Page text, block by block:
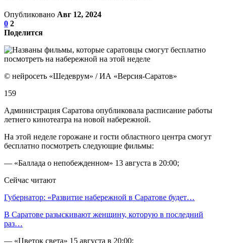
Опубликовано Авг 12, 2024
0 2
Поделится
© нейросеть «Шедеврум» / ИА «Версия-Саратов»
159
Администрация Саратова опубликовала расписание работы
летнего кинотеатра на новой набережной.
На этой неделе горожане и гости областного центра смогут
бесплатно посмотреть следующие фильмы:
— «Баллада о непобежденном» 13 августа в 20:00;
Сейчас читают
Губернатор: «Развитие набережной в Саратове будет…
В Саратове разыскивают женщину, которую в последний
раз…
— «Цветок света» 15 августа в 20:00;